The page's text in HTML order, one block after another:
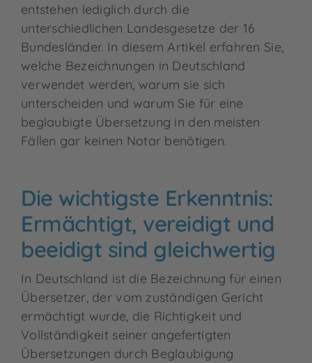
entstehen lediglich durch die
unterschiedlichen Landesgesetze der 16
Bundesländer. In diesem Artikel erfahren Sie,
welche Bezeichnungen in Deutschland
verwendet werden, warum sie sich
unterscheiden und warum Sie für eine
beglaubigte Übersetzung in den meisten
Fällen gar keinen Notar benötigen.
Die wichtigste Erkenntnis:
Ermächtigt, vereidigt und
beeidigt sind gleichwertig
In Deutschland ist die Bezeichnung für einen
Übersetzer, der vom zuständigen Gericht
ermächtigt wurde, die Richtigkeit und
Vollständigkeit seiner angefertigten
Übersetzungen durch Beglaubigung